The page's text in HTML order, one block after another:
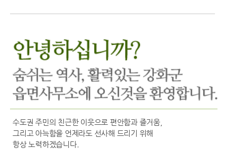
수도권 주민의 친근한 이웃으로 편안함과 즐거움,
그리고 아늑함을 언제라도 선사해 드리기 위해
항상 노력하겠습니다.